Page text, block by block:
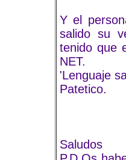
Y el
salido su
tenido que
NET.
'Lenguaje
Patetico.
Saludos